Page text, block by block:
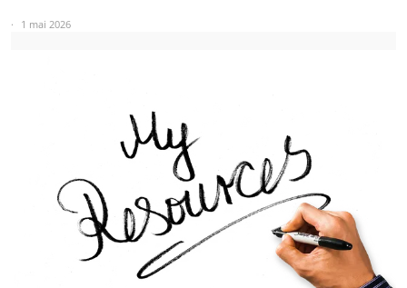
1 mai 2026